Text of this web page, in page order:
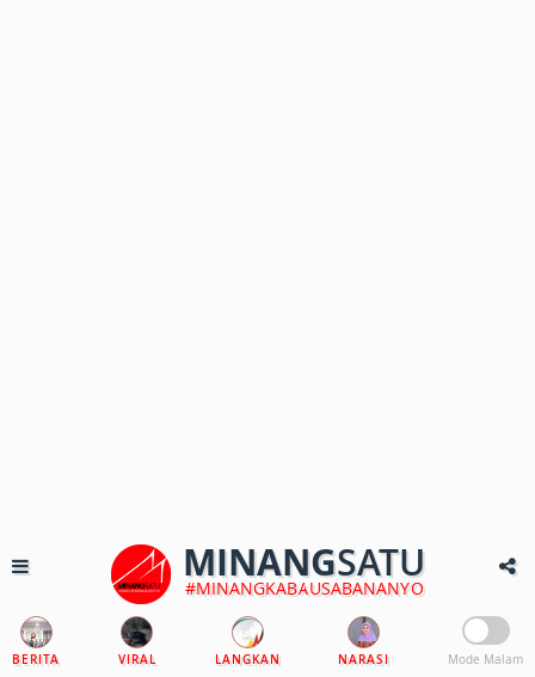
MINANGSATU
#MINANGKABAUSABANANYO
BERITA VIRAL LANGKAN NARASI Mode Malam